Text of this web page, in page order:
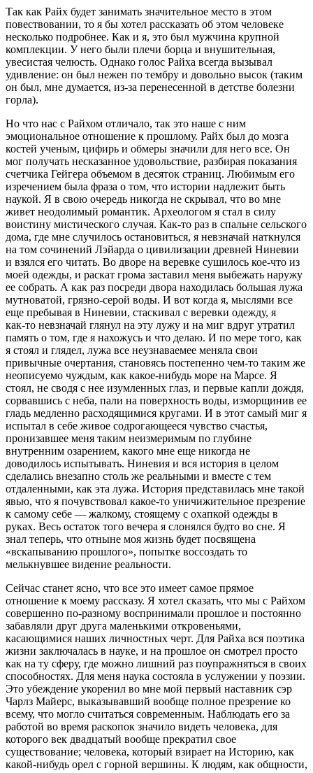
Так как Райх будет занимать значительное место в этом
повествовании, то я бы хотел рассказать об этом человеке
несколько подробнее. Как и я, это был мужчина крупной
комплекции. У него были плечи борца и внушительная,
увесистая челюсть. Однако голос Райха всегда вызывал
удивление: он был нежен по тембру и довольно высок (таким
он был, мне думается, из‑за перенесенной в детстве болезни
горла).
Но что нас с Райхом отличало, так это наше с ним
эмоциональное отношение к прошлому. Райх был до мозга
костей ученым, цифирь и обмеры значили для него все. Он
мог получать несказанное удовольствие, разбирая показания
счетчика Гейгера объемом в десяток страниц. Любимым его
изречением была фраза о том, что истории надлежит быть
наукой. Я в свою очередь никогда не скрывал, что во мне
живет неодолимый романтик. Археологом я стал в силу
воистину мистического случая. Как‑то раз в спальне сельского
дома, где мне случилось остановиться, я невзначай наткнулся
на том сочинений Лэйарда о цивилизации древней Ниневии
и взялся его читать. Во дворе на веревке сушилось кое‑что из
моей одежды, и раскат грома заставил меня выбежать наружу
ее собрать. А как раз посреди двора находилась большая лужа
мутноватой, грязно‑серой воды. И вот когда я, мыслями все
еще пребывая в Ниневии, стаскивал с веревки одежду, я
как‑то невзначай глянул на эту лужу и на миг вдруг утратил
память о том, где я нахожусь и что делаю. И по мере того, как
я стоял и глядел, лужа все неузнаваемее меняла свои
привычные очертания, становясь постепенно чем‑то таким же
неописуемо чуждым, как какое‑нибудь море на Марсе. Я
стоял, не сводя с нее изумленных глаз, и первые капли дождя,
сорвавшись с неба, пали на поверхность воды, изморщинив ее
гладь медленно расходящимися кругами. И в этот самый миг я
испытал в себе живое содрогающееся чувство счастья,
пронизавшее меня таким неизмеримым по глубине
внутренним озарением, какого мне еще никогда не
доводилось испытывать. Ниневия и вся история в целом
сделались внезапно столь же реальными и вместе с тем
отдаленными, как эта лужа. История представилась мне такой
явью, что я почувствовал какое‑то уничижительное презрение
к самому себе — жалкому, стоящему с охапкой одежды в
руках. Весь остаток того вечера я слонялся будто во сне. Я
знал теперь, что отныне моя жизнь будет посвящена
«вскапыванию прошлого», попытке воссоздать то
мелькнувшее видение реальности.
Сейчас станет ясно, что все это имеет самое прямое
отношение к моему рассказу. Я хотел сказать, что мы с Райхом
совершенно по‑разному воспринимали прошлое и постоянно
забавляли друг друга маленькими откровеньями,
касающимися наших личностных черт. Для Райха вся поэтика
жизни заключалась в науке, и на прошлое он смотрел просто
как на ту сферу, где можно лишний раз поупражняться в своих
способностях. Для меня наука состояла в услужении у поэзии.
Это убеждение укоренил во мне мой первый наставник сэр
Чарлз Майерс, выказывавший вообще полное презрение ко
всему, что могло считаться современным. Наблюдать его за
работой во время раскопок значило видеть человека, для
которого век двадцатый вообще прекратил свое
существование; человека, который взирает на Историю, как
какой‑нибудь орел с горной вершины. К людям, как общности,